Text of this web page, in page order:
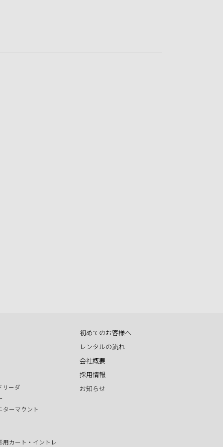
リーダ
ターマウント
用カート・イントレ
初めてのお客様へ
レンタルの流れ
会社概要
採用情報
お知らせ